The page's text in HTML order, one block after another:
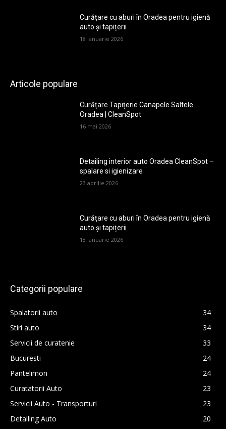
Curățare cu aburi în Oradea pentru igienă
auto și tapițerii
18 ianuarie 2026
Articole populare
Curățare Tapițerie Canapele Saltele
Oradea | CleanSpot
16 mai 2026
Detailing interior auto Oradea CleanSpot –
spalare si igienizare
23 aprilie 2026
Curățare cu aburi în Oradea pentru igienă
auto și tapițerii
18 ianuarie 2026
Categorii populare
Spalatorii auto
34
Stiri auto
34
Servicii de curatenie
33
Bucuresti
24
Pantelimon
24
Curatatorii Auto
23
Servicii Auto - Transporturi
23
Detalling Auto
20